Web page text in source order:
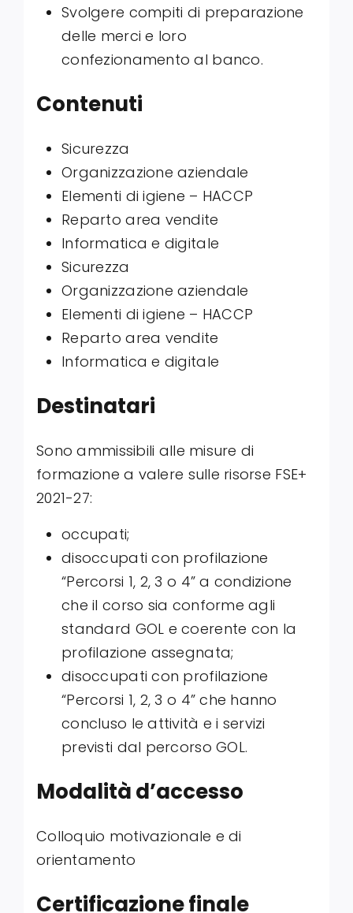
Svolgere compiti di preparazione
delle merci e loro
confezionamento al banco.
Contenuti
Sicurezza
Organizzazione aziendale
Elementi di igiene – HACCP
Reparto area vendite
Informatica e digitale
Sicurezza
Organizzazione aziendale
Elementi di igiene – HACCP
Reparto area vendite
Informatica e digitale
Destinatari
Sono ammissibili alle misure di
formazione a valere sulle risorse FSE+
2021-27:
occupati;
disoccupati con profilazione
“Percorsi 1, 2, 3 o 4” a condizione
che il corso sia conforme agli
standard GOL e coerente con la
profilazione assegnata;
disoccupati con profilazione
“Percorsi 1, 2, 3 o 4” che hanno
concluso le attività e i servizi
previsti dal percorso GOL.
Modalità d’accesso
Colloquio motivazionale e di
orientamento
Certificazione finale